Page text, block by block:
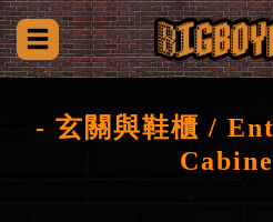
- 玄關與鞋櫃 /